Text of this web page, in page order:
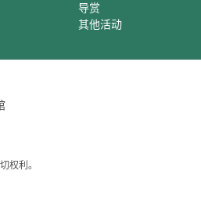
导赏
其他活动
权利。